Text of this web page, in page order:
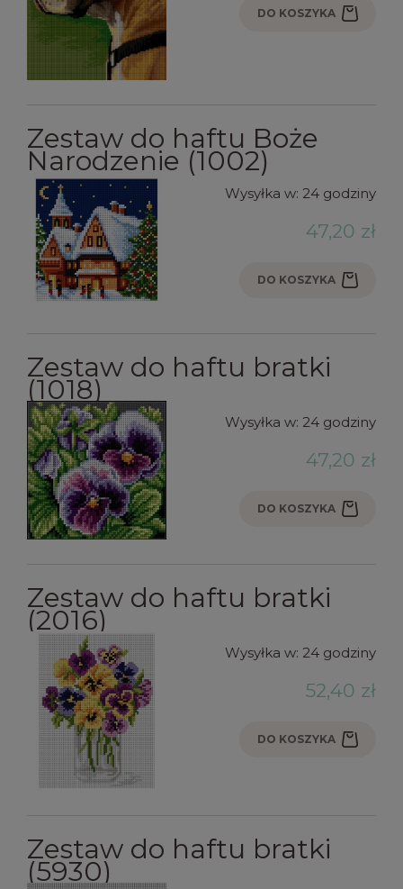
DO KOSZYKA
Zestaw do haftu Boże
Narodzenie (1002)
Wysyłka w: 24 godziny
47,20 zł
DO KOSZYKA
Zestaw do haftu bratki
(1018)
Wysyłka w: 24 godziny
47,20 zł
DO KOSZYKA
Zestaw do haftu bratki
(2016)
Wysyłka w: 24 godziny
52,40 zł
DO KOSZYKA
Zestaw do haftu bratki
(5930)